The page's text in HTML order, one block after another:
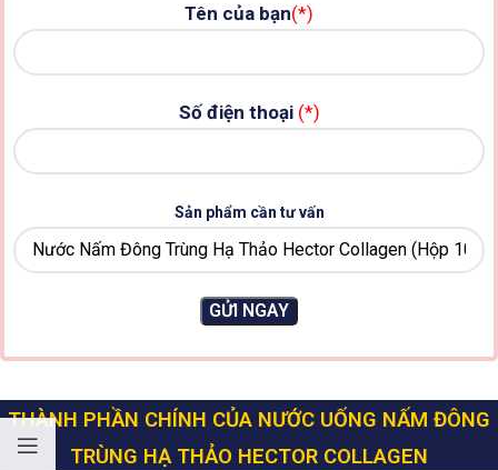
Tên của bạn(*)
Số điện thoại (*)
Sản phẩm cần tư vấn
THÀNH PHẦN CHÍNH CỦA NƯỚC UỐNG NẤM ĐÔNG
TRÙNG HẠ THẢO HECTOR COLLAGEN